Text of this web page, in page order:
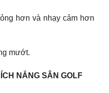
hơn và nhạy cảm hơn
mướt.
NẮNG SÂN GOLF